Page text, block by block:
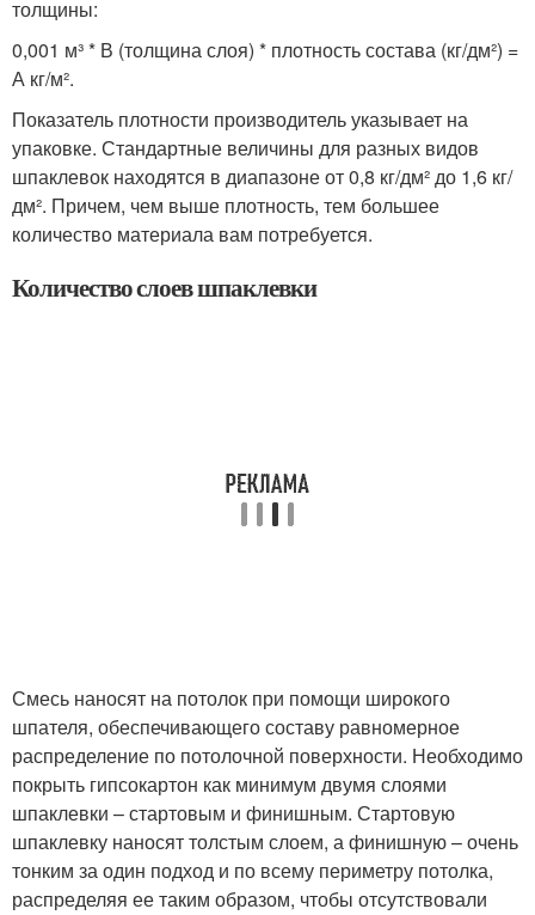
толщины:
0,001 м³ * В (толщина слоя) * плотность состава (кг/дм²) =
А кг/м².
Показатель плотности производитель указывает на
упаковке. Стандартные величины для разных видов
шпаклевок находятся в диапазоне от 0,8 кг/дм² до 1,6 кг/
дм². Причем, чем выше плотность, тем большее
количество материала вам потребуется.
Количество слоев шпаклевки
Смесь наносят на потолок при помощи широкого
шпателя, обеспечивающего составу равномерное
распределение по потолочной поверхности. Необходимо
покрыть гипсокартон как минимум двумя слоями
шпаклевки – стартовым и финишным. Стартовую
шпаклевку наносят толстым слоем, а финишную – очень
тонким за один подход и по всему периметру потолка,
распределяя ее таким образом, чтобы отсутствовали